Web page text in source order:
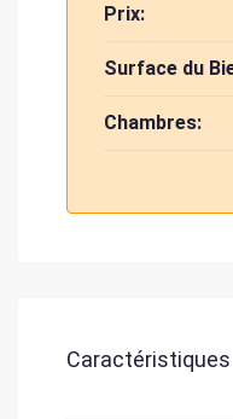
Prix:
Surface du
Chambres:
Caractéristiques